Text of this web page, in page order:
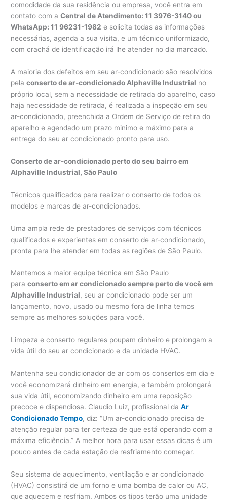
comodidade da sua residência ou empresa, você entra em
contato com aCentral de Atendimento: 11 3976-3140 ou
WhatsApp: 11 96231-1982 e solicita todas as informações
necessárias, agenda a sua visita, e um técnico uniformizado,
com crachá de identificação irá lhe atender no dia marcado.
A maioria dos defeitos em seu ar-condicionado são resolvidos
pelaconserto de ar-condicionado Alphaville Industrial no
próprio local, sem a necessidade de retirada do aparelho, caso
haja necessidade de retirada, é realizada a inspeção em seu
ar-condicionado, preenchida a Ordem de Serviço de retira do
aparelho e agendado um prazo minimo e máximo para a
entrega do seu ar condicionado pronto para uso.
Conserto de ar-condicionado perto do seu bairro em
Alphaville Industrial, São Paulo
Técnicos qualificados para realizar o conserto de todos os
modelos e marcas de ar-condicionados.
Uma ampla rede de prestadores de serviços com técnicos
qualificados e experientes em conserto de ar-condicionado,
pronta para lhe atender em todas as regiões de São Paulo.
Mantemos a maior equipe técnica em São Paulo
paraconserto em ar condicionado sempre perto de você em
Alphaville Industrial, seu ar condicionado pode ser um
lançamento, novo, usado ou mesmo fora de linha temos
sempre as melhores soluções para você.
Limpeza e conserto regulares poupam dinheiro e prolongam a
vida útil do seu ar condicionado e da unidade HVAC.
Mantenha seu condicionador de ar com os consertos em dia e
você economizará dinheiro em energia, e também prolongará
sua vida útil, economizando dinheiro em uma reposição
precoce e dispendiosa. Claudio Luiz, profissional daAr
Condicionado Tempo, diz: “Um ar-condicionado precisa de
atenção regular para ter certeza de que está operando com a
máxima eficiência.” A melhor hora para usar essas dicas é um
pouco antes de cada estação de resfriamento começar.
Seu sistema de aquecimento, ventilação e ar condicionado
(HVAC) consistirá de um forno e uma bomba de calor ou AC,
que aquecem e resfriam. Ambos os tipos terão uma unidade